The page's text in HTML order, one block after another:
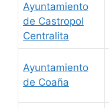
Ayuntamiento
de Castropol
Centralita
Ayuntamiento
de Coaña